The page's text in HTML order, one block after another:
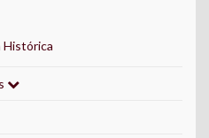
Histórica